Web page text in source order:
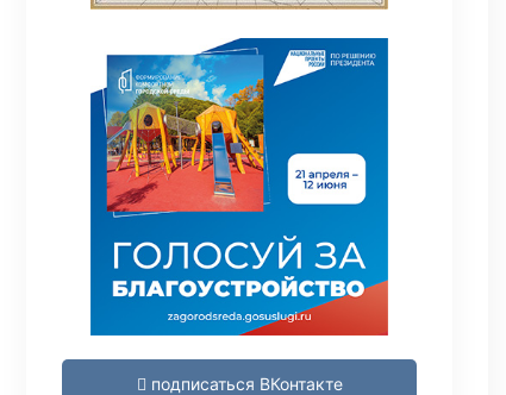
подписаться ВКонтакте